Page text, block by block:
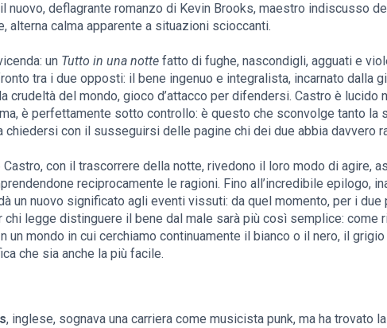
nuovo, deflagrante romanzo di Kevin Brooks, maestro indiscusso
alterna calma apparente a situazioni scioccanti.
un Tutto in una notte fatto di fughe, nascondigli, agguati e
tra i due opposti: il bene ingenuo e integralista, incarnato dalla
crudeltà del mondo, gioco d’attacco per difendersi. Castro è lucido
è perfettamente sotto controllo: è questo che sconvolge tanto la
chiedersi con il susseguirsi delle pagine chi dei due abbia davvero
Castro, con il trascorrere della notte, rivedono il loro modo di agire,
reciprocamente le ragioni. Fino all’incredibile epilogo,
un nuovo significato agli eventi vissuti: da quel momento, per i
chi legge distinguere il bene dal male sarà più così semplice: come
un mondo in cui cerchiamo continuamente il bianco o il nero, il
che sia anche la più facile.
, inglese, sognava una carriera come musicista punk, ma ha trovato